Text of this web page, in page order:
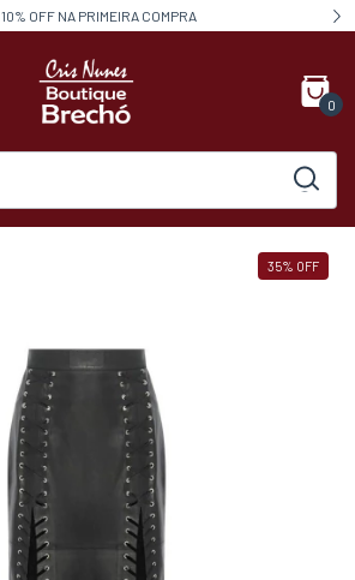
10% OFF NA PRIMEIRA COMPRA
0
35% OFF